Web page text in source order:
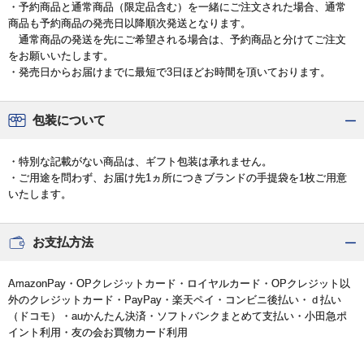
・予約商品と通常商品（限定品含む）を一緒にご注文された場合、通常
商品も予約商品の発売日以降順次発送となります。
通常商品の発送を先にご希望される場合は、予約商品と分けてご注文
をお願いいたします。
・発売日からお届けまでに最短で3日ほどお時間を頂いております。
包装について
・特別な記載がない商品は、ギフト包装は承れません。
・ご用途を問わず、お届け先1ヵ所につきブランドの手提袋を1枚ご用意
いたします。
お支払方法
AmazonPay・OPクレジットカード・ロイヤルカード・OPクレジット以
外のクレジットカード・PayPay・楽天ペイ・コンビニ後払い・ｄ払い
（ドコモ）・auかんたん決済・ソフトバンクまとめて支払い・小田急ポ
イント利用・友の会お買物カード利用